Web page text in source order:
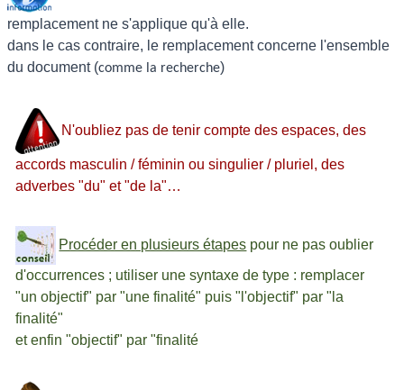
remplacement ne s'applique qu'à elle.
dans le cas contraire, le remplacement concerne l'ensemble
du document (comme la recherche)
N'oubliez pas de tenir compte des espaces, des
accords masculin / féminin ou singulier / pluriel, des
adverbes "du" et "de la"…
Procéder en plusieurs étapes pour ne pas oublier
d'occurrences ; utiliser une syntaxe de type : remplacer
"un objectif" par "une finalité" puis "l'objectif" par "la
finalité"
et enfin "objectif" par "finalité